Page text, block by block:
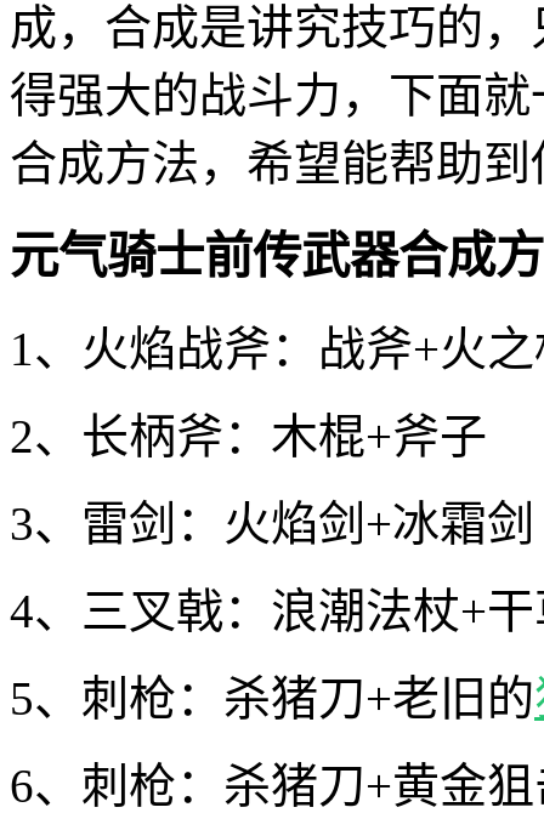
成，合成是讲究技巧的
得强大的战斗力，下面
合成方法，希望能帮助到
元气骑士前传武器合成
1、火焰战斧：战斧+火
2、长柄斧：木棍+斧子
3、雷剑：火焰剑+冰霜剑
4、三叉戟：浪潮法杖+
5、刺枪：杀猪刀+老旧的
6、刺枪：杀猪刀+黄金